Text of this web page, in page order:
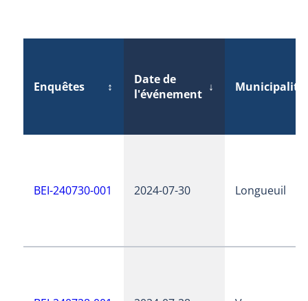
Enquêtes ↕
Date de
l'événement ↓ Municipalité
BEI-240730-001 2024-07-30 Longueuil